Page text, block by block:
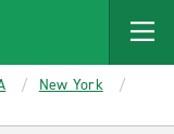
New York